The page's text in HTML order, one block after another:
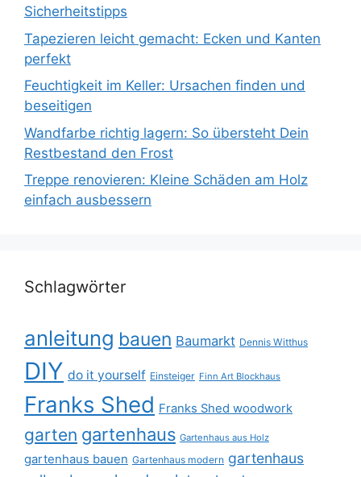
Sicherheitstipps
Tapezieren leicht gemacht: Ecken und Kanten
perfekt
Feuchtigkeit im Keller: Ursachen finden und
beseitigen
Wandfarbe richtig lagern: So übersteht Dein
Restbestand den Frost
Treppe renovieren: Kleine Schäden am Holz
einfach ausbessern
Schlagwörter
anleitung bauen Baumarkt Dennis Witthus
DIY do it yourself Einsteiger Finn Art Blockhaus
Franks Shed Franks Shed woodwork
garten gartenhaus Gartenhaus aus Holz
gartenhaus bauen Gartenhaus modern gartenhaus